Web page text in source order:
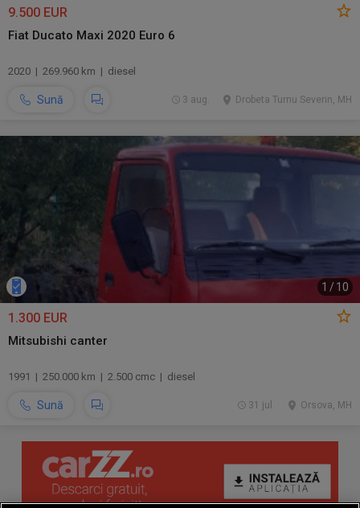
9.500 EUR
Fiat Ducato Maxi 2020 Euro 6
2020 | 269.960 km | diesel
Sună Drobeta Turnu Severin, MH
3 aug.
1 / 10
1.300 EUR
Mitsubishi canter
1991 | 250.000 km | 2.500 cmc | diesel
Sună Orsova, MH
31 jul.